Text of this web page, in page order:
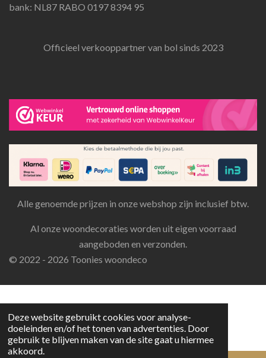
Deze website gebruikt cookies voor analyse-
doeleinden en/of het tonen van advertenties. Door
gebruik te blijven maken van de site gaat u hiermee
akkoord.
bank: NL87 RABO 0197 8394 95
Officieel verkooppartner van bol sinds 2023
Alle genoemde prijzen in onze webshop zijn inclusief btw.
Al onze woondecoraties worden uit eigen voorraad
aangeboden en verzonden.
© 2022 - 2026 Toonies woondeco